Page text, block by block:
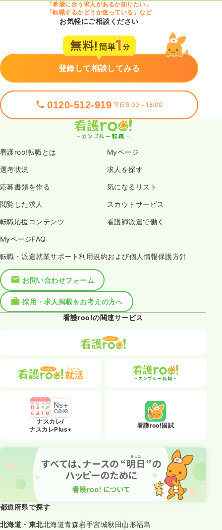
「希望に合う求人があるか知りたい」
「転職するかどうか迷っている」など
お気軽にご相談ください
登録して相談してみる
0120-512-919 平日9:00～18:00
看護roo!転職とは Myページ
選考状況 求人を探す
応募書類を作る 気になるリスト
閲覧した求人 スカウトサービス
転職応援コンテンツ 看護師派遣で働く
MyページFAQ
転職・派遣就業サポート利用規約および個人情報保護方針
お問い合わせフォーム
採用・求人掲載をお考えの方へ
看護roo!の関連サービス
ナスカレ/
ナスカレPlus+
看護roo!国試
都道府県で探す
北海道・東北北海道青森岩手宮城秋田山形福島